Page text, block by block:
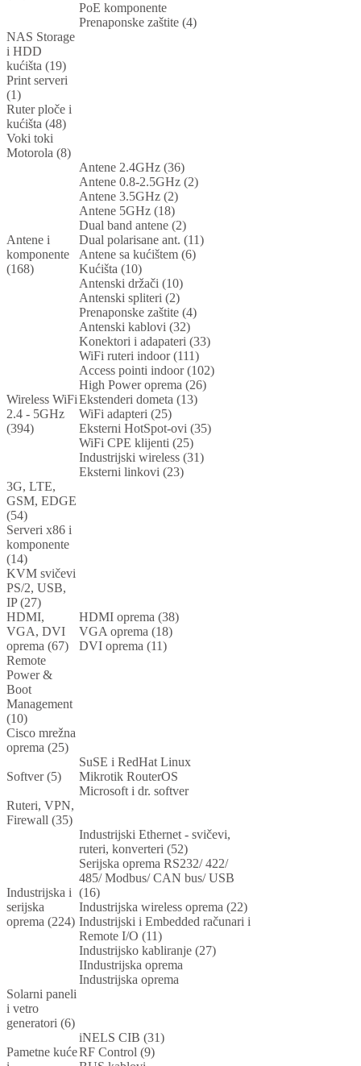
PoE komponente
Prenaponske zaštite (4)
NAS Storage
i HDD
kućišta (19)
Print serveri
(1)
Ruter ploče i
kućišta (48)
Voki toki
Motorola (8)
Antene i
komponente
(168)
Antene 2.4GHz (36)
Antene 0.8-2.5GHz (2)
Antene 3.5GHz (2)
Antene 5GHz (18)
Dual band antene (2)
Dual polarisane ant. (11)
Antene sa kućištem (6)
Kućišta (10)
Antenski držači (10)
Antenski spliteri (2)
Prenaponske zaštite (4)
Antenski kablovi (32)
Konektori i adapateri (33)
Wireless WiFi
2.4 - 5GHz
(394)
WiFi ruteri indoor (111)
Access pointi indoor (102)
High Power oprema (26)
Ekstenderi dometa (13)
WiFi adapteri (25)
Eksterni HotSpot-ovi (35)
WiFi CPE klijenti (25)
Industrijski wireless (31)
Eksterni linkovi (23)
3G, LTE,
GSM, EDGE
(54)
Serveri x86 i
komponente
(14)
KVM svičevi
PS/2, USB,
IP (27)
HDMI,
VGA, DVI
oprema (67)
HDMI oprema (38)
VGA oprema (18)
DVI oprema (11)
Remote
Power &
Boot
Management
(10)
Cisco mrežna
oprema (25)
Softver (5)
SuSE i RedHat Linux
Mikrotik RouterOS
Microsoft i dr. softver
Ruteri, VPN,
Firewall (35)
Industrijska i
serijska
oprema (224)
Industrijski Ethernet - svičevi,
ruteri, konverteri (52)
Serijska oprema RS232/ 422/
485/ Modbus/ CAN bus/ USB
(16)
Industrijska wireless oprema (22)
Industrijski i Embedded računari i
Remote I/O (11)
Industrijsko kabliranje (27)
IIndustrijska oprema
Industrijska oprema
Solarni paneli
i vetro
generatori (6)
Pametne kuće
iNELS CIB (31)
RF Control (9)